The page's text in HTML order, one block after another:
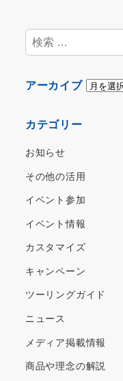
検
索
アーカイブ ア
カテゴリー
お知らせ
その他の活用
イベント参加
イベント情報
カスタマイズ
キャンペーン
ツーリングガイド
ニュース
メディア掲載情報
商品や理念の解説